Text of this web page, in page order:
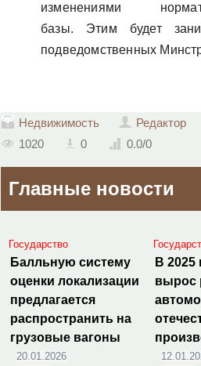
изменениями
базы. Этим будет
подведомственных
Недвижимость
Редактор
1020
0 0.0/0
Главные новости
Государство
Балльную систему
оценки локализации
предлагается
распространить на
грузовые вагоны
20.01.2026
В 2025
вырос